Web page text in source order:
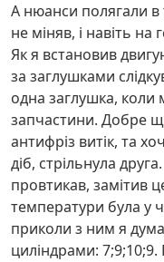
А нюанси полягали в
не міняв, і навіть
Як я встановив
за заглушками
одна заглушка, коли
запчастини. Добре
антифріз витік, та
діб, стрільнула
провтикав, замітив
температури була у
приколи з ним я
циліндрами: